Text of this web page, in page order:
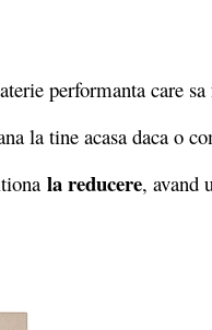
performanta care
la tine acasa daca o
la reducere, avand